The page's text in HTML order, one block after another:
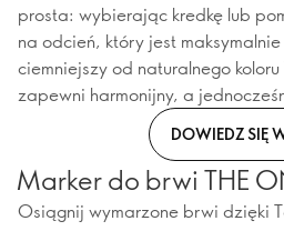
prosta: wybierając kredkę lub
na odcień, który jest
ciemniejszy od naturalnego koloru
zapewni harmonijny, a
DOWIEDZ SIĘ
Marker do brwi THE
Osiągnij wymarzone brwi dzięki